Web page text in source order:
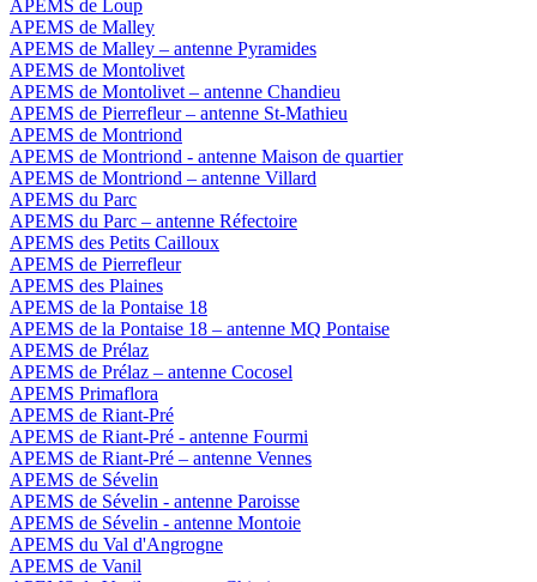
APEMS de Loup
APEMS de Malley
APEMS de Malley – antenne Pyramides
APEMS de Montolivet
APEMS de Montolivet – antenne Chandieu
APEMS de Pierrefleur – antenne St-Mathieu
APEMS de Montriond
APEMS de Montriond - antenne Maison de quartier
APEMS de Montriond – antenne Villard
APEMS du Parc
APEMS du Parc – antenne Réfectoire
APEMS des Petits Cailloux
APEMS de Pierrefleur
APEMS des Plaines
APEMS de la Pontaise 18
APEMS de la Pontaise 18 – antenne MQ Pontaise
APEMS de Prélaz
APEMS de Prélaz – antenne Cocosel
APEMS Primaflora
APEMS de Riant-Pré
APEMS de Riant-Pré - antenne Fourmi
APEMS de Riant-Pré – antenne Vennes
APEMS de Sévelin
APEMS de Sévelin - antenne Paroisse
APEMS de Sévelin - antenne Montoie
APEMS du Val d'Angrogne
APEMS de Vanil